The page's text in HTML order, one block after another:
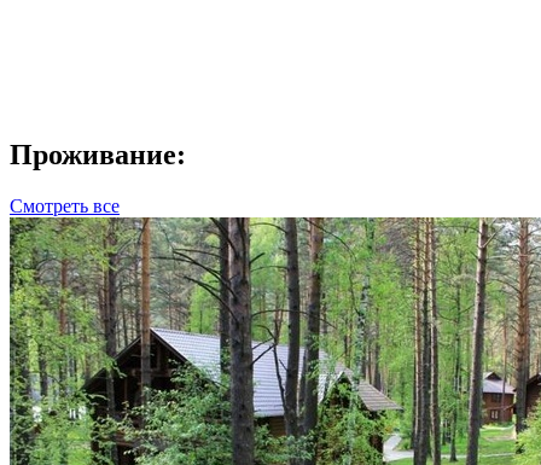
Проживание:
Смотреть все